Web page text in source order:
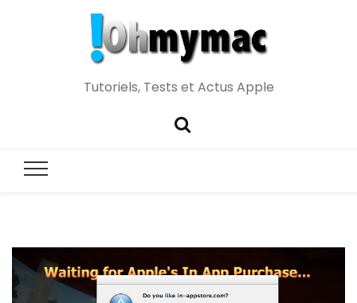
Tutoriels, Tests et Actus Apple